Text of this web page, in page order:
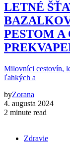
LETNÉ
PESTOM A
Milovníci cestovín,
ľahkých a
byZorana
4. augusta 2024
2 minute read
Zdravie